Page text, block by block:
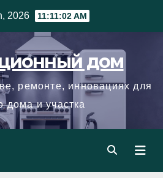
2026 11:11:03 AM
дом
ремонте, инновациях для
дома и участка